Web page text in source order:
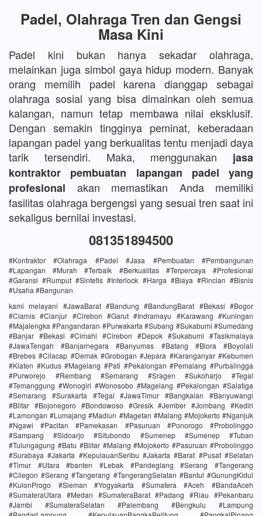
Padel, Olahraga Tren dan Gengsi
Masa Kini
Padel kini bukan hanya sekadar olahraga,
melainkan juga simbol gaya hidup modern. Banyak
orang memilih padel karena dianggap sebagai
olahraga sosial yang bisa dimainkan oleh semua
kalangan, namun tetap membawa nilai eksklusif.
Dengan semakin tingginya peminat, keberadaan
lapangan padel yang berkualitas tentu menjadi daya
tarik tersendiri. Maka, menggunakan jasa
kontraktor pembuatan lapangan padel yang
profesional akan memastikan Anda memiliki
fasilitas olahraga bergengsi yang sesuai tren saat ini
sekaligus bernilai investasi.
081351894500
#Kontraktor #Olahraga #Padel #Jasa #Pembuatan #Pembangunan
#Lapangan #Murah #Terbaik #Berkualitas #Terpercaya #Profesional
#Garansi #Rumput #Sintetis #Interlock #Harga #Biaya #Rincian #Bisnis
#Usaha #Bangunan
kami melayani #JawaBarat #Bandung #BandungBarat #Bekasi #Bogor
#Ciamis #Cianjur #Cirebon #Garut #Indramayu #Karawang #Kuningan
#Majalengka #Pangandaran #Purwakarta #Subang #Sukabumi #Sumedang
#Banjar #Bekasi #Cimahi #Cirebon #Depok #Sukabumi #Tasikmalaya
#JawaTengah #Banjarnegara #Banyumas #Batang #Blora #Boyolali
#Brebes #Cilacap #Demak #Grobogan #Jepara #Karanganyar #Kebumen
#Klaten #Kudus #Magelang #Pati #Pekalongan #Pemalang #Purbalingga
#Purworejo #Rembang #Semarang #Sragen #Sukoharjo #Tegal
#Temanggung #Wonogiri #Wonosobo #Magelang #Pekalongan #Salatiga
#Semarang #Surakarta #Tegal #JawaTimur #Bangkalan #Banyuwangi
#Blitar #Bojonegoro #Bondowoso #Gresik #Jember #Jombang #Kediri
#Lamongan #Lumajang #Madiun #Magetan #Malang #Mojokerto #Nganjuk
#Ngawi #Pacitan #Pamekasan #Pasuruan #Ponorogo #Probolinggo
#Sampang #Sidoarjo #Situbondo #Sumenep #Sumenep #Tuban
#Tulungagung #Batu #Blitar #Malang #Mojokerto #Pasuruan #Probolinggo
#Surabaya #Jakarta #KepulauanSeribu #Jakarta #Barat #Pusat #Selatan
#Timur #Utara #banten #Lebak #Pandeglang #Serang #Tangerang
#Cilegon #Serang #Tangerang #TangerangSelatan #Bantul #GunungKidul
#KulonProgo #Sleman #Yogyakarta #Sumatera #Aceh #BandaAceh
#SumateraUtara #Medan #SumateraBarat #Padang #Riau #Pekanbaru
#Jambi #SumateraSelatan #Palembang #Bengkulu #Lampung